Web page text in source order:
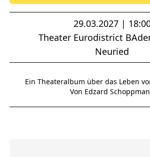
29.03.2027 |
Theater Eurodistrict
Neuried
Ein Theateralbum über das Leben
Von Edzard